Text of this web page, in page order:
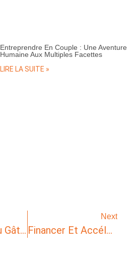
Entreprendre En Couple : Une Aventure
Humaine Aux Multiples Facettes
LIRE LA SUITE »
Entreprises Du Gâtinais : Des Solutions Concrètes Pour Économiser Et Innover !
Next
Financer Et Accélérer Son Projet En Milieu Rural